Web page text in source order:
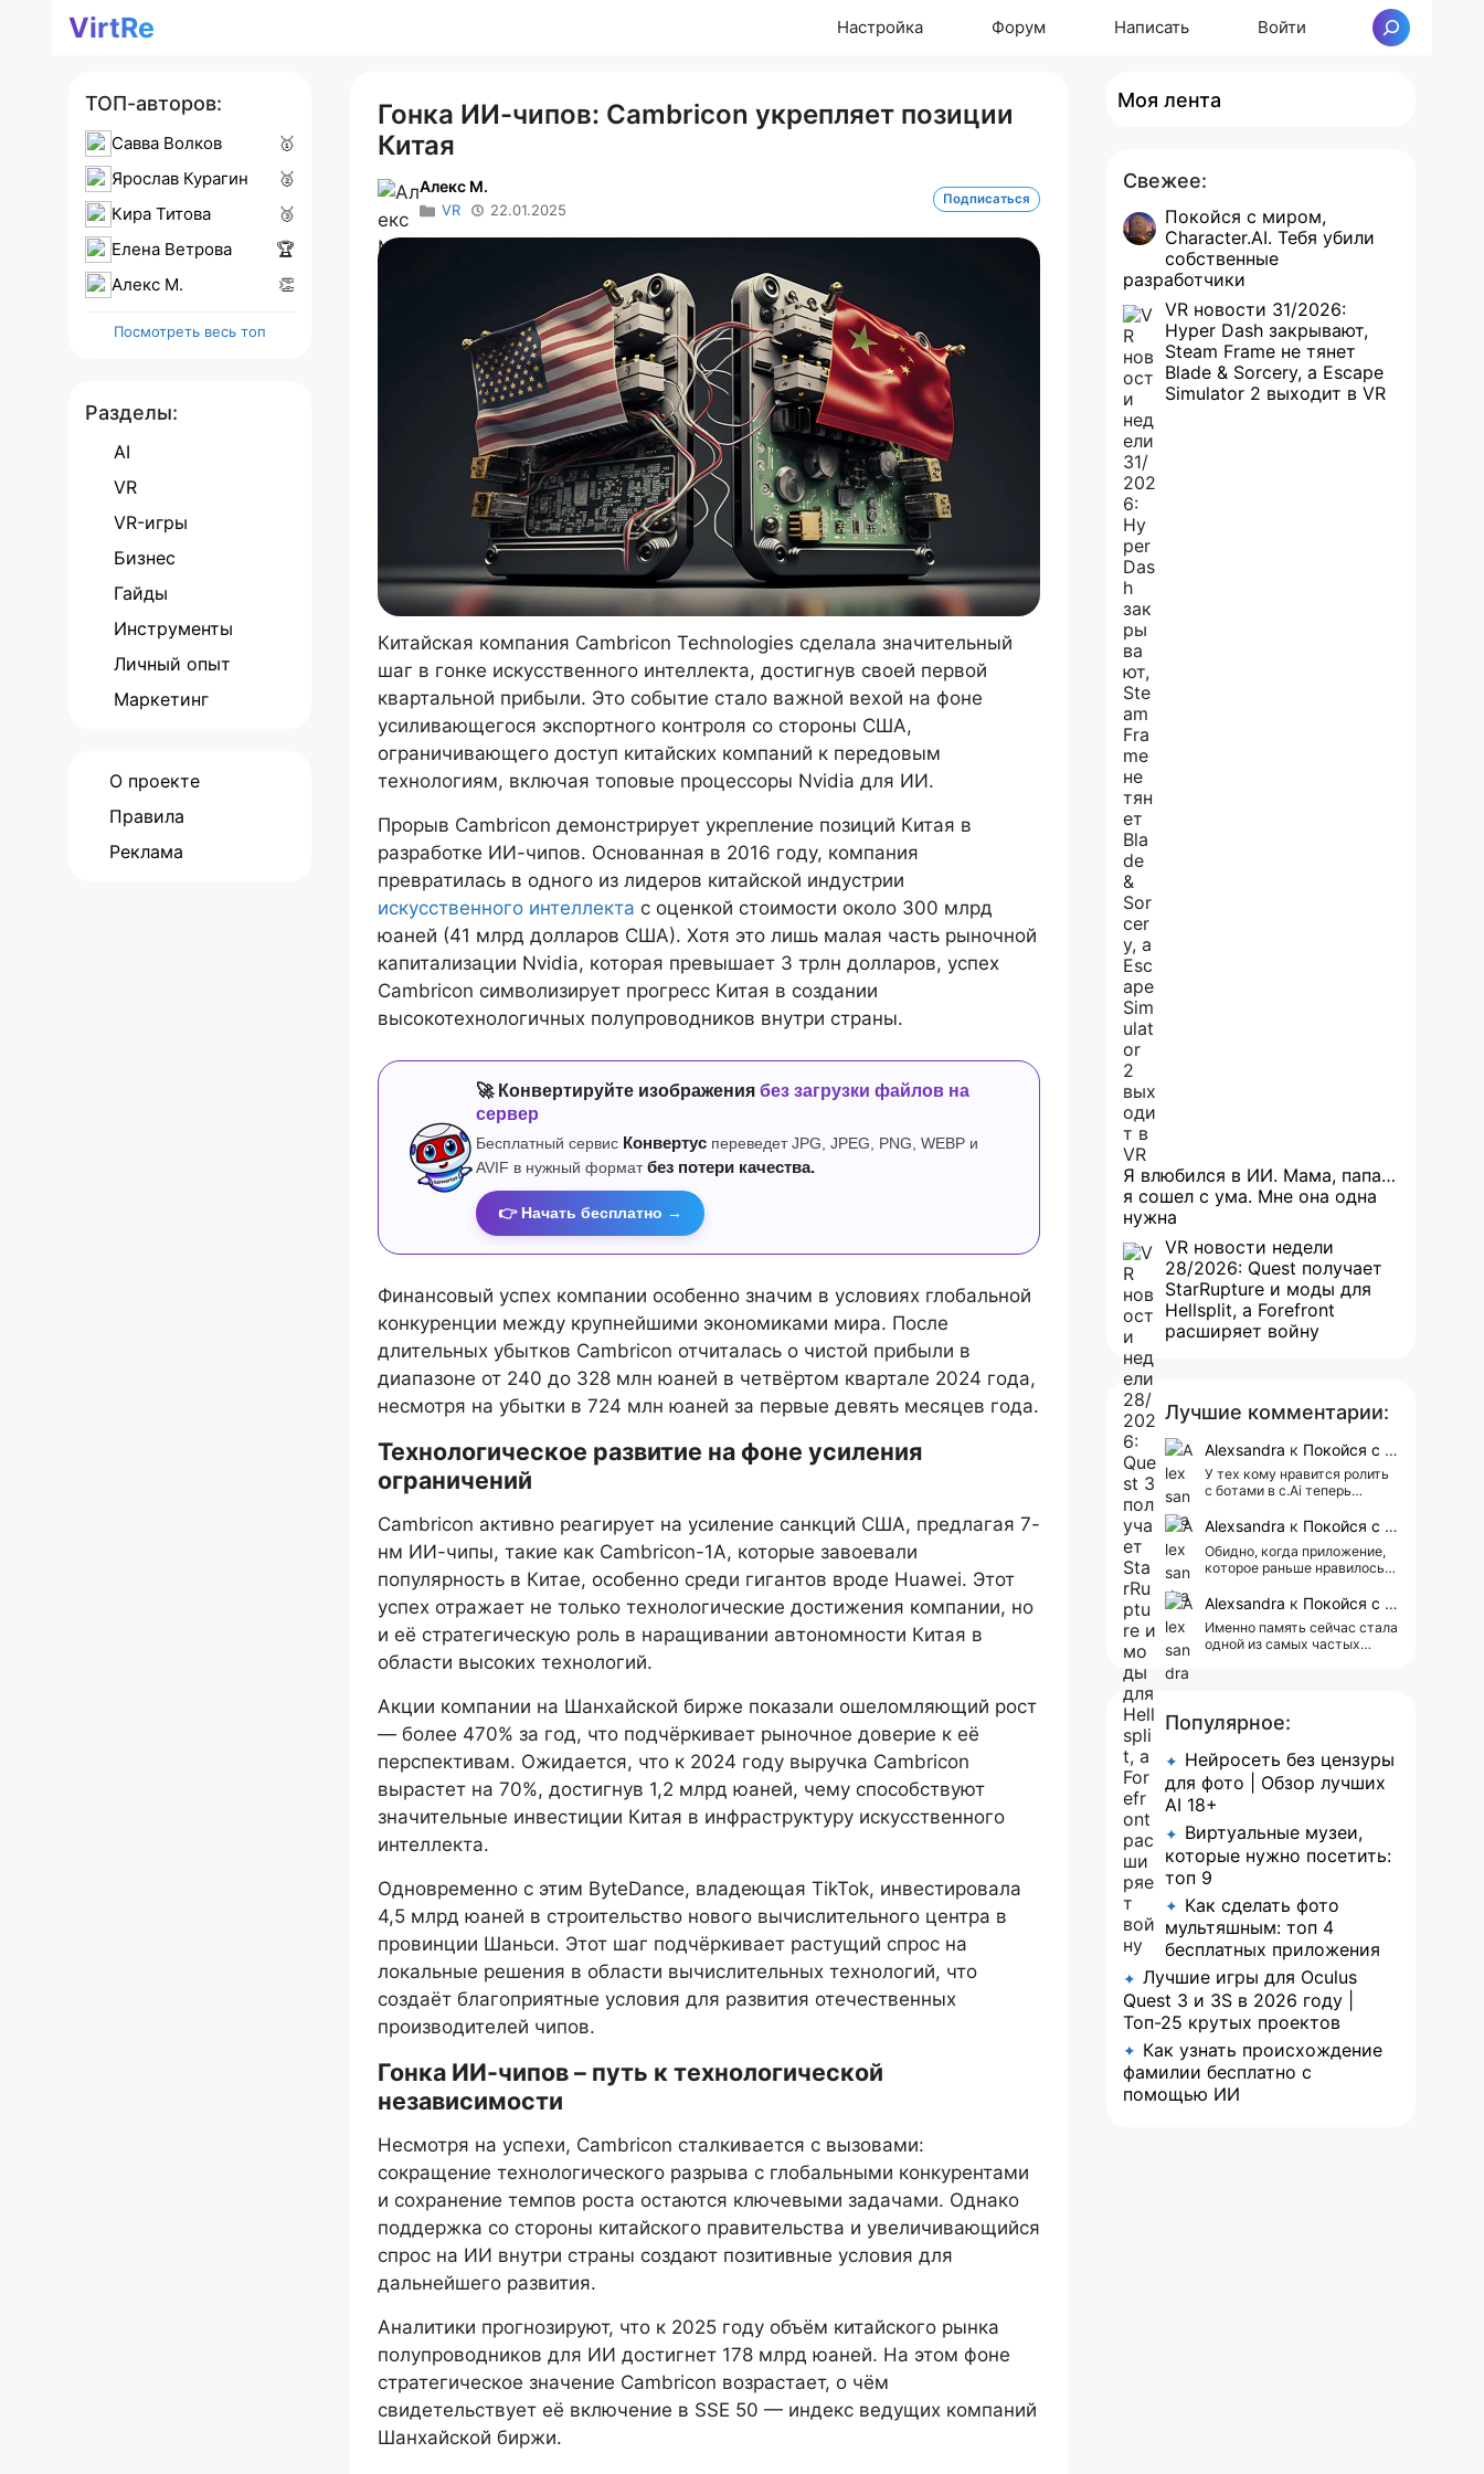
ПерейтиVirtRe Настройка Форум Написать Войти Поиск
Гонка ИИ-чипов: Cambricon укрепляет позиции
Китая
Алекс M.
VR 22.01.2025
Подписаться
Китайская компания Cambricon Technologies сделала значительный
шаг в гонке искусственного интеллекта, достигнув своей первой
квартальной прибыли. Это событие стало важной вехой на фоне
усиливающегося экспортного контроля со стороны США,
ограничивающего доступ китайских компаний к передовым
технологиям, включая топовые процессоры Nvidia для ИИ.
Прорыв Cambricon демонстрирует укрепление позиций Китая в
разработке ИИ-чипов. Основанная в 2016 году, компания
превратилась в одного из лидеров китайской индустрии
искусственного интеллекта с оценкой стоимости около 300 млрд
юаней (41 млрд долларов США). Хотя это лишь малая часть рыночной
капитализации Nvidia, которая превышает 3 трлн долларов, успех
Cambricon символизирует прогресс Китая в создании
высокотехнологичных полупроводников внутри страны.
🚀 Конвертируйте изображения без загрузки файлов на
сервер
Бесплатный сервис Конвертус переведет JPG, JPEG, PNG, WEBP и
AVIF в нужный формат без потери качества.
👉 Начать бесплатно →
Финансовый успех компании особенно значим в условиях глобальной
конкуренции между крупнейшими экономиками мира. После
длительных убытков Cambricon отчиталась о чистой прибыли в
диапазоне от 240 до 328 млн юаней в четвёртом квартале 2024 года,
несмотря на убытки в 724 млн юаней за первые девять месяцев года.
Технологическое развитие на фоне усиления
ограничений
Cambricon активно реагирует на усиление санкций США, предлагая 7-
нм ИИ-чипы, такие как Cambricon-1A, которые завоевали
популярность в Китае, особенно среди гигантов вроде Huawei. Этот
успех отражает не только технологические достижения компании, но
и её стратегическую роль в наращивании автономности Китая в
области высоких технологий.
Акции компании на Шанхайской бирже показали ошеломляющий рост
— более 470% за год, что подчёркивает рыночное доверие к её
перспективам. Ожидается, что к 2024 году выручка Cambricon
вырастет на 70%, достигнув 1,2 млрд юаней, чему способствуют
значительные инвестиции Китая в инфраструктуру искусственного
интеллекта.
Одновременно с этим ByteDance, владеющая TikTok, инвестировала
4,5 млрд юаней в строительство нового вычислительного центра в
провинции Шаньси. Этот шаг подчёркивает растущий спрос на
локальные решения в области вычислительных технологий, что
создаёт благоприятные условия для развития отечественных
производителей чипов.
Гонка ИИ-чипов – путь к технологической
независимости
Несмотря на успехи, Cambricon сталкивается с вызовами:
сокращение технологического разрыва с глобальными конкурентами
и сохранение темпов роста остаются ключевыми задачами. Однако
поддержка со стороны китайского правительства и увеличивающийся
спрос на ИИ внутри страны создают позитивные условия для
дальнейшего развития.
Аналитики прогнозируют, что к 2025 году объём китайского рынка
полупроводников для ИИ достигнет 178 млрд юаней. На этом фоне
стратегическое значение Cambricon возрастает, о чём
свидетельствует её включение в SSE 50 — индекс ведущих компаний
Шанхайской биржи.
ТОП-авторов:
Савва Волков
🥇
Ярослав Курагин
🥈
Кира Титова
🥉
Елена Ветрова
🏆
Алекс M.
👏
Посмотреть весь топ
Разделы:
AI
VR
VR-игры
Бизнес
Гайды
Инструменты
Личный опыт
Маркетинг
О проекте
Правила
Реклама
Моя лента
Свежее:
Покойся с миром,
Character.AI. Тебя убили
собственные
разработчики
VR новости 31/2026:
Hyper Dash закрывают,
Steam Frame не тянет
Blade & Sorcery, а Escape
Simulator 2 выходит в VR
Я влюбился в ИИ. Мама, папа…
я сошел с ума. Мне она одна
нужна
VR новости недели
28/2026: Quest получает
StarRupture и моды для
Hellsplit, а Forefront
расширяет войну
Лучшие комментарии:
Alexsandra к Покойся с миром, Character.AI. Тебя убили собственные разработчики
У тех кому нравится ролить
с ботами в c.Ai теперь
АААААА 😁 ХВАТИТ 🤯😖😵‍💫
Alexsandra к Покойся с миром, Character.AI. Тебя убили собственные разработчики
Обидно, когда приложение,
которое раньше нравилось, а
реклама 😢
Alexsandra к Покойся с миром, Character.AI. Тебя убили собственные разработчики
Именно память сейчас стала
одной из самых частых
Популярное:
✦ Нейросеть без цензуры
для фото | Обзор лучших
AI 18+
✦ Виртуальные музеи,
которые нужно посетить:
топ 9
✦ Как сделать фото
мультяшным: топ 4
бесплатных приложения
✦ Лучшие игры для Oculus
Quest 3 и 3S в 2026 году |
Топ-25 крутых проектов
✦ Как узнать происхождение
фамилии бесплатно с
помощью ИИ